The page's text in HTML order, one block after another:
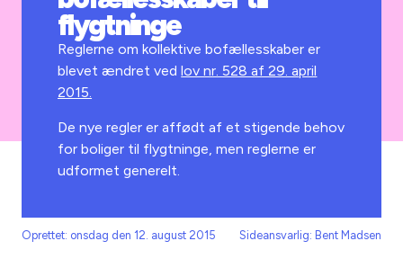
flygtninge
Reglerne om kollektive bofællesskaber er
blevet ændret vedlov nr. 528 af 29. april
2015.
De nye regler er affødt af et stigende behov
for boliger til flygtninge, men reglerne er
udformet generelt.
Oprettet: onsdag den 12. august 2015 Sideansvarlig: Bent Madsen